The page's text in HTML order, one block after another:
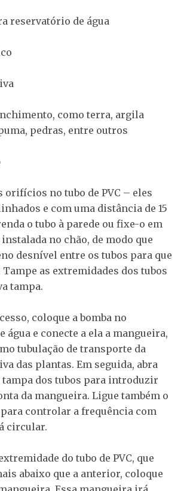
reservatório de água
como terra, argila
pedras, entre outros
orifícios no tubo de PVC – eles
e com uma distância de 15
o tubo à parede ou fixe-o em
no chão, de modo que
desnível entre os tubos para que
Tampe as extremidades dos tubos
tampa.
coloque a bomba no
água e conecte a ela a mangueira,
tubulação de transporte da
das plantas. Em seguida, abra
dos tubos para introduzir
da mangueira. Ligue também o
controlar a frequência com
circular.
do tubo de PVC, que
abaixo que a anterior, coloque